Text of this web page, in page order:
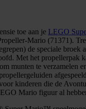
toe aan je LEGO
Mario (71371).
de speciale broek
Met het propellerpak
munten te verzamelen
kinderen die de
Mario figuur al